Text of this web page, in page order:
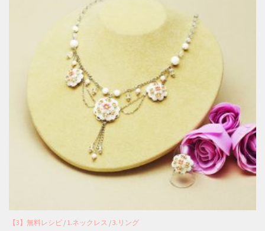
【3】無料レシピ / 1.ネックレス /3.リング